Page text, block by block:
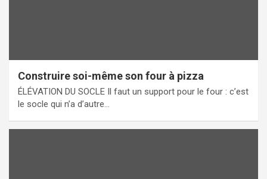
Construire soi-même son four à pizza
ÉLÉVATION DU SOCLE Il faut un support pour le four : c’est
le socle qui n’a d’autre…